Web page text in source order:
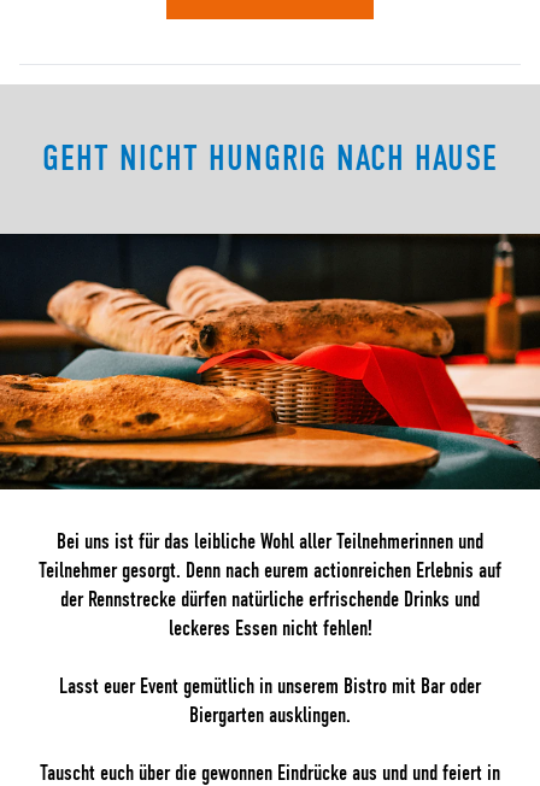
GEHT NICHT HUNGRIG NACH HAUSE
Bei uns ist für das leibliche Wohl aller Teilnehmerinnen und
Teilnehmer gesorgt. Denn nach eurem actionreichen Erlebnis auf
der Rennstrecke dürfen natürliche erfrischende Drinks und
leckeres Essen nicht fehlen!
Lasst euer Event gemütlich in unserem Bistro mit Bar oder
Biergarten ausklingen.
Tauscht euch über die gewonnen Eindrücke aus und und feiert in